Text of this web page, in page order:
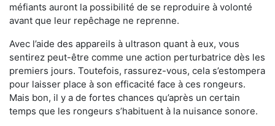
méfiants auront la possibilité de se reproduire à volonté
avant que leur repêchage ne reprenne.
Avec l’aide des appareils à ultrason quant à eux, vous
sentirez peut-être comme une action perturbatrice dès les
premiers jours. Toutefois, rassurez-vous, cela s’estompera
pour laisser place à son efficacité face à ces rongeurs.
Mais bon, il y a de fortes chances qu’après un certain
temps que les rongeurs s’habituent à la nuisance sonore.